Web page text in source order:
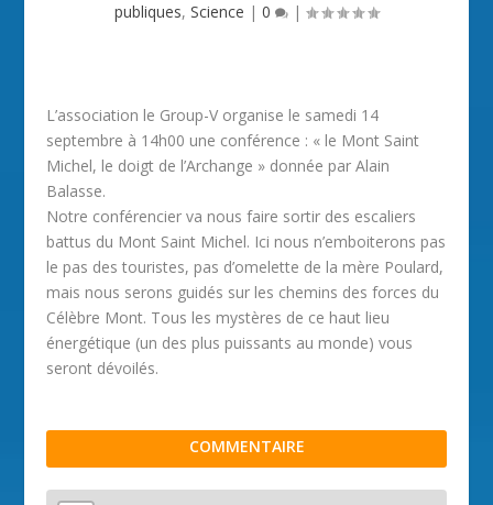
publiques, Science | 0 |
L’association le Group-V organise le samedi 14
septembre à 14h00 une conférence : « le Mont Saint
Michel, le doigt de l’Archange » donnée par Alain
Balasse.
Notre conférencier va nous faire sortir des escaliers
battus du Mont Saint Michel. Ici nous n’emboiterons pas
le pas des touristes, pas d’omelette de la mère Poulard,
mais nous serons guidés sur les chemins des forces du
Célèbre Mont. Tous les mystères de ce haut lieu
énergétique (un des plus puissants au monde) vous
seront dévoilés.
COMMENTAIRE